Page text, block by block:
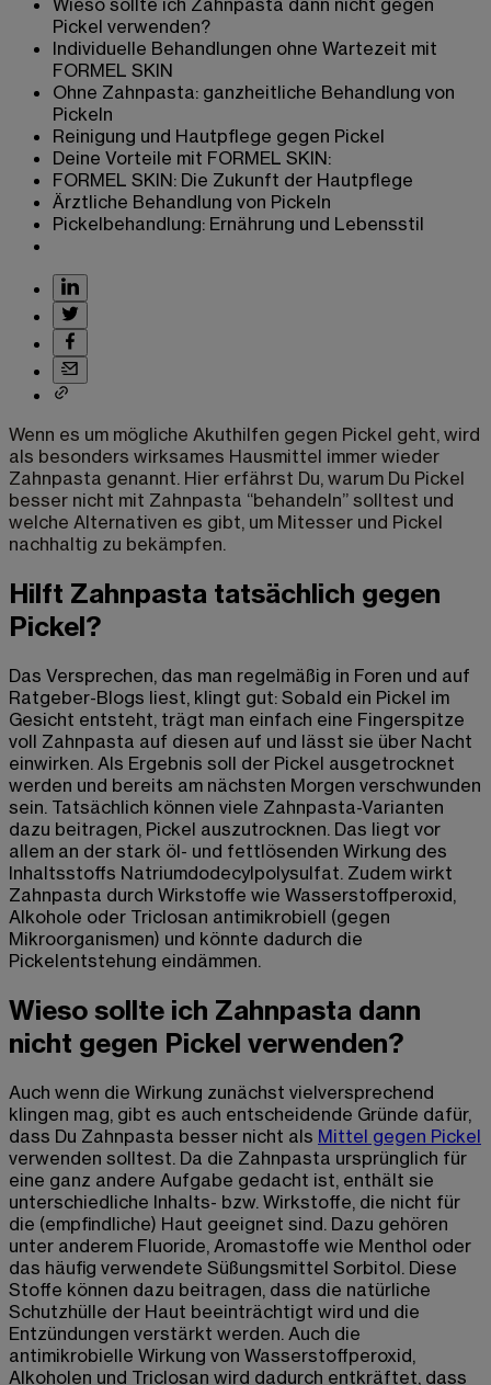
Wieso sollte ich Zahnpasta dann nicht gegen
Pickel verwenden?
Individuelle Behandlungen ohne Wartezeit mit
FORMEL SKIN
Ohne Zahnpasta: ganzheitliche Behandlung von
Pickeln
Reinigung und Hautpflege gegen Pickel
Deine Vorteile mit FORMEL SKIN:
FORMEL SKIN: Die Zukunft der Hautpflege
Ärztliche Behandlung von Pickeln
Pickelbehandlung: Ernährung und Lebensstil
Wenn es um mögliche Akuthilfen gegen Pickel geht, wird
als besonders wirksames Hausmittel immer wieder
Zahnpasta genannt. Hier erfährst Du, warum Du Pickel
besser nicht mit Zahnpasta “behandeln” solltest und
welche Alternativen es gibt, um Mitesser und Pickel
nachhaltig zu bekämpfen.
Hilft Zahnpasta tatsächlich gegen
Pickel?
Das Versprechen, das man regelmäßig in Foren und auf
Ratgeber-Blogs liest, klingt gut: Sobald ein Pickel im
Gesicht entsteht, trägt man einfach eine Fingerspitze
voll Zahnpasta auf diesen auf und lässt sie über Nacht
einwirken. Als Ergebnis soll der Pickel ausgetrocknet
werden und bereits am nächsten Morgen verschwunden
sein. Tatsächlich können viele Zahnpasta-Varianten
dazu beitragen, Pickel auszutrocknen. Das liegt vor
allem an der stark öl- und fettlösenden Wirkung des
Inhaltsstoffs Natriumdodecylpolysulfat. Zudem wirkt
Zahnpasta durch Wirkstoffe wie Wasserstoffperoxid,
Alkohole oder Triclosan antimikrobiell (gegen
Mikroorganismen) und könnte dadurch die
Pickelentstehung eindämmen.
Wieso sollte ich Zahnpasta dann
nicht gegen Pickel verwenden?
Auch wenn die Wirkung zunächst vielversprechend
klingen mag, gibt es auch entscheidende Gründe dafür,
dass Du Zahnpasta besser nicht als Mittel gegen Pickel
verwenden solltest. Da die Zahnpasta ursprünglich für
eine ganz andere Aufgabe gedacht ist, enthält sie
unterschiedliche Inhalts- bzw. Wirkstoffe, die nicht für
die (empfindliche) Haut geeignet sind. Dazu gehören
unter anderem Fluoride, Aromastoffe wie Menthol oder
das häufig verwendete Süßungsmittel Sorbitol. Diese
Stoffe können dazu beitragen, dass die natürliche
Schutzhülle der Haut beeinträchtigt wird und die
Entzündungen verstärkt werden. Auch die
antimikrobielle Wirkung von Wasserstoffperoxid,
Alkoholen und Triclosan wird dadurch entkräftet, dass